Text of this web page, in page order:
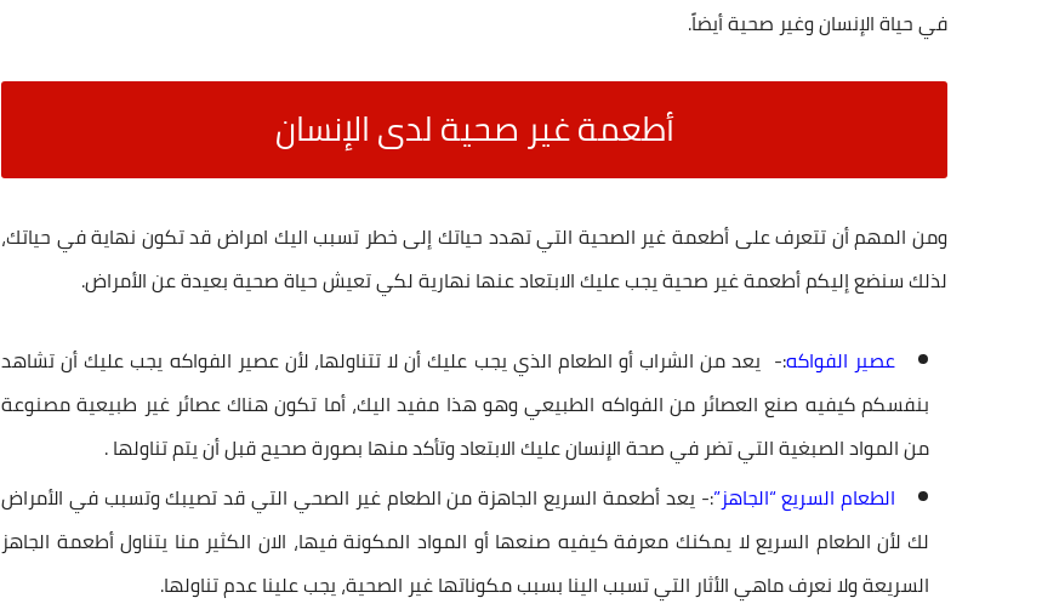
في حياة الإنسان وغير صحية أيضاً.
أطعمة غير صحية لدى الإنسان
ومن المهم أن تتعرف علىأطعمة غير الصحية التي تهدد حياتك إلى خطر تسبب اليك امراض قد تكون نهاية في حياتك،
لذلك سنضع إليكم أطعمة غير صحية يجب عليك الابتعاد عنها نهارية لكي تعيش حياة صحية بعيدة عن الأمراض.
عصير الفواكه:- يعد من الشراب أو الطعام الذي يجب عليك أن لا تتناولها، لأن عصير الفواكه يجب عليك أن تشاهد
بنفسكم كيفيه صنع العصائر من الفواكه الطبيعي وهو هذا مفيد اليك، أما تكون هناك عصائر غير طبيعية مصنوعة
من المواد الصبغية التي تضر في صحة الإنسان عليك الابتعاد وتأكد منها بصورة صحيح قبل أن يتم تناولها .
الطعام السريع “الجاهز”:- يعدأطعمة السريع الجاهزة من الطعام غير الصحي التي قد تصيبك وتسبب في الأمراض
لك لأن الطعام السريع لا يمكنك معرفة كيفيه صنعها أو المواد المكونة فيها، الان الكثير منا يتناول أطعمة الجاهز
السريعة ولا نعرف ماهي الأثار التي تسبب الينا بسبب مكوناتهاغير الصحية، يجب علينا عدم تناولها.